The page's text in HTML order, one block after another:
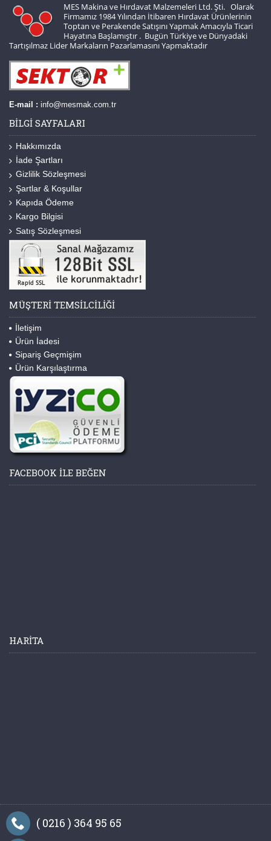
MES Makina ve Hırdavat Malzemeleri Ltd. Şti. Olarak
Firmamız 1984 Yılından İtibaren Hırdavat Ürünlerinin
Toptan ve Perakende Satışını Yapmak Amacıyla Ticari
Hayatına Başlamıştır . Bugün Türkiye ve Dünyadaki
Tartışılmaz Lider Markaların Pazarlamasını Yapmaktadır
E-mail : info@mesmak.com.tr
BILGI SAYFALARI
Hakkımızda
İade Şartları
Gizlilik Sözleşmesi
Şartlar & Koşullar
Kapıda Ödeme
Kargo Bilgisi
Satış Sözleşmesi
MÜŞTERI TEMSILCILIĞI
İletişim
Ürün İadesi
Sipariş Geçmişim
Ürün Karşılaştırma
FACEBOOK ILE BEĞEN
HARITA
( 0216 ) 364 95 65